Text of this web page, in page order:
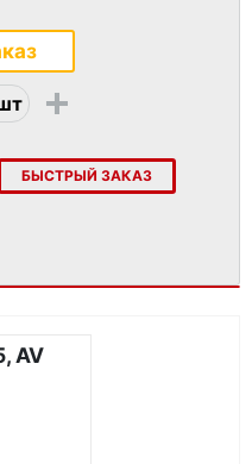
+
БЫСТРЫЙ ЗАКАЗ
AV